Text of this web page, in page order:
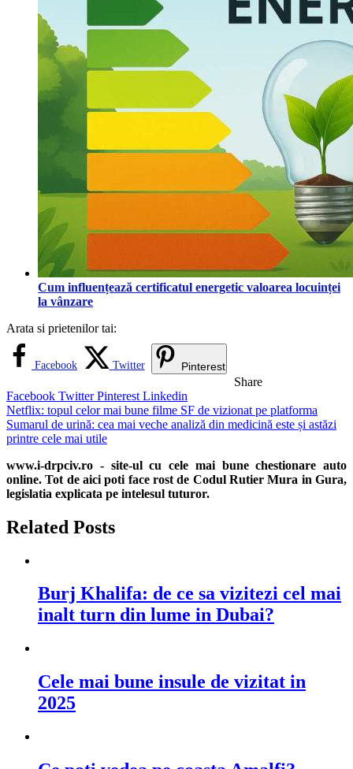
Cum influențează certificatul energetic valoarea locuinței
la vânzare
Arata si prietenilor tai:
Facebook Twitter Pinterest
Share
Facebook TwitterPinterest Linkedin
Navigare
în
articole
Netflix: topul celor mai bune filme SF de vizionat pe platforma
Sumarul de urină: cea mai veche analiză din medicină este și astăzi
printre cele mai utile
www.i-drpciv.ro - site-ul cu cele mai bune chestionare auto
online. Tot de aici poti face rost de Codul Rutier Mura in Gura,
legislatia explicata pe intelesul tuturor.
Related Posts
Burj Khalifa: de ce sa vizitezi cel mai
inalt turn din lume in Dubai?
Cele mai bune insule de vizitat in
2025